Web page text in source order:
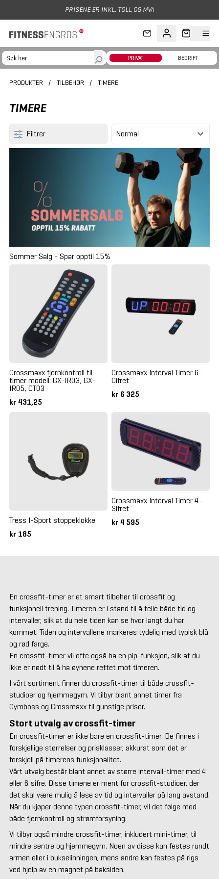
Hopp til hovedinnholdPRISENE ER INKL. TOLL OG MVA
PRIVAT BEDRIFT
PRODUKTER / TILBEHØR / TIMERE
TIMERE
Filtrer
Sommer Salg - Spar opptil 15%
Crossmaxx fjernkontroll til
timer modell: GX-IR03, GX-
IR05, CT03
kr 431,25
Crossmaxx Interval Timer 6-
Cifret
kr 6 325
Tress I-Sport stoppeklokke
kr 185
Crossmaxx Interval Timer 4-
Sifret
kr 4 595
En crossfit-timer er et smart tilbehør til crossfit og
funksjonell trening. Timeren er i stand til å telle både tid og
intervaller, slik at du hele tiden kan se hvor langt du har
kommet. Tiden og intervallene markeres tydelig med typisk blå
og rød farge.
En crossfit-timer vil ofte også ha en pip-funksjon, slik at du
ikke er nødt til å ha øynene rettet mot timeren.
I vårt sortiment finner du crossfit-timer til både crossfit-
studioer og hjemmegym. Vi tilbyr blant annet timer fra
Gymboss og Crossmaxx til gunstige priser.
Stort utvalg av crossfit-timer
En crossfit-timer er ikke bare en crossfit-timer. De finnes i
forskjellige størrelser og prisklasser, akkurat som det er
forskjell på timerens funksjonalitet.
Vårt utvalg består blant annet av større intervall-timer med 4
eller 6 sifre. Disse timene er ment for crossfit-studioer, der
det skal være mulig å lese av tid og intervaller på lang avstand.
Når du kjøper denne typen crossfit-timer, vil det følge med
både fjernkontroll og strømforsyning.
Vi tilbyr også mindre crossfit-timer, inkludert mini-timer, til
mindre sentre og hjemmegym. Noen av disse kan festes rundt
armen eller i bukselinningen, mens andre kan festes på rigs
ved hjelp av en magnet på baksiden.